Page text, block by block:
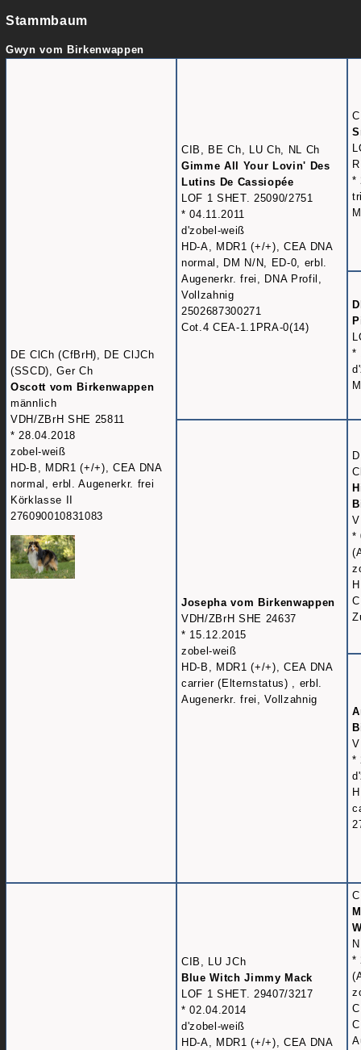
Stammbaum
Gwyn vom Birkenwappen
DE ClCh (CfBrH), DE ClJCh
(SSCD), Ger Ch
Oscott vom Birkenwappen
männlich
VDH/ZBrH SHE 25811
* 28.04.2018
zobel-weiß
HD-B, MDR1 (+/+), CEA DNA
normal, erbl. Augenerkr. frei
Körklasse II
276090010831083
CIB, BE Ch, LU Ch, NL Ch
Gimme All Your Lovin' Des
Lutins De Cassiopée
LOF 1 SHET. 25090/2751
* 04.11.2011
d'zobel-weiß
HD-A, MDR1 (+/+), CEA DNA
normal, DM N/N, ED-0, erbl.
Augenerkr. frei, DNA Profil,
Vollzahnig
2502687300271
Cot.4 CEA-1.1PRA-0(14)
*
*
Josepha vom Birkenwappen
VDH/ZBrH SHE 24637
* 15.12.2015
zobel-weiß
HD-B, MDR1 (+/+), CEA DNA
carrier (Elternstatus) , erbl.
Augenerkr. frei, Vollzahnig
*
*
CIB, LU JCh
Blue Witch Jimmy Mack
LOF 1 SHET. 29407/3217
* 02.04.2014
d'zobel-weiß
HD-A, MDR1 (+/+), CEA DNA
*